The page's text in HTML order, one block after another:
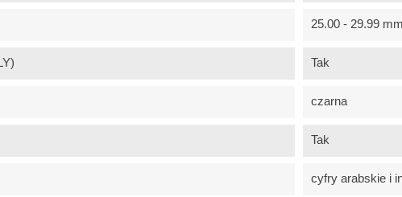
25.00 - 29.99 mm
Tak
czarna
Tak
cyfry arabskie i